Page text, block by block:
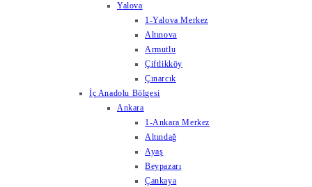
Yalova
1-Yalova Merkez
Altınova
Armutlu
Çiftlikköy
Çınarcık
İç Anadolu Bölgesi
Ankara
1-Ankara Merkez
Altındağ
Ayaş
Beypazarı
Çankaya